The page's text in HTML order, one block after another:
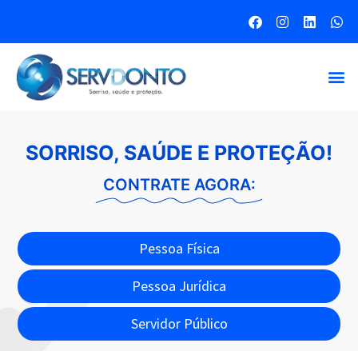
SORRISO, SAÚDE E PROTEÇÃO!
CONTRATE AGORA:
Pessoa Física
Pessoa Jurídica
Servidor Público